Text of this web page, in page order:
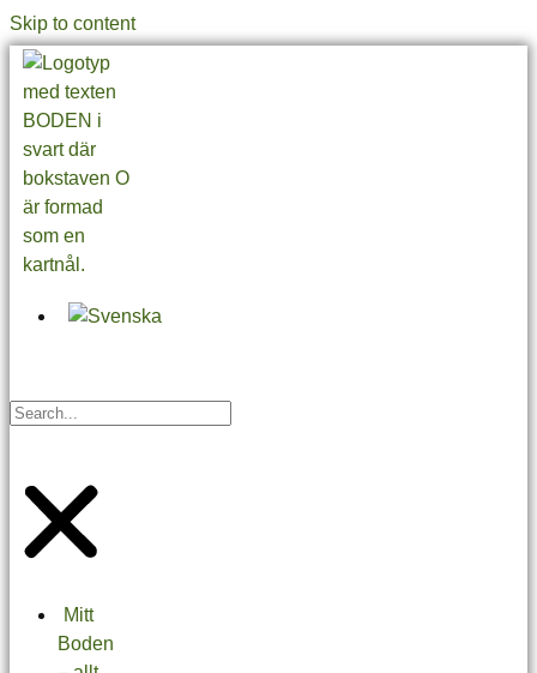
Skip to content
Mitt
Boden